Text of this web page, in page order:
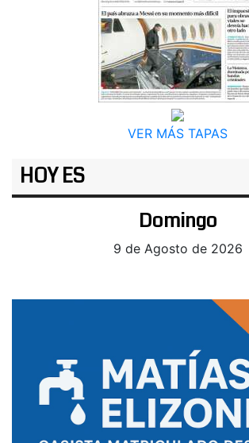
VER MÁS TAPAS
HOY ES
Domingo
9 de Agosto de 2026